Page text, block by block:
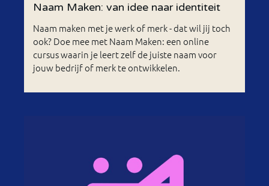
Naam Maken: van idee naar identiteit
Naam maken met je werk of merk - dat wil jij toch
ook? Doe mee met Naam Maken: een online
cursus waarin je leert zelf de juiste naam voor
jouw bedrijf of merk te ontwikkelen.